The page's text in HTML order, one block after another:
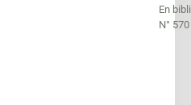
En
N° 570